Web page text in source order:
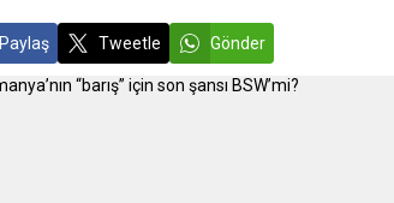
Paylaş Tweetle Gönder